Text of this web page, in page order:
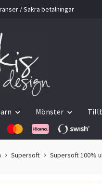
/ Säkra betalningar
Mönster
Supersoft Supersoft 100%